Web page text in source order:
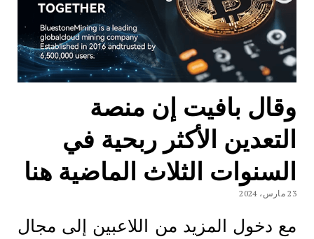
وقال بافيت إن منصة
التعدين الأكثر ربحية في
السنوات الثلاث الماضية هنا
23 مارس، 2024
مع دخول المزيد من اللاعبين إلى مجال